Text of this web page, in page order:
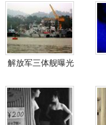
解放军三体舰曝光